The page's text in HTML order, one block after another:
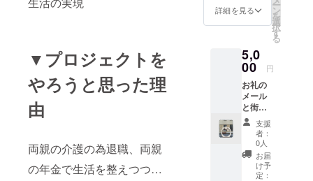
▼プロジェクトを
やろうと思った理
由
両親の介護の為退職、両親
の年金で生活を整えつつ…
い、愚
痴らせ
て)など
ていた
だきま
す。 行
動範囲
内でし
たらお
伺いし
てのお
手伝い
(荷物運
びのお
手伝
詳細を見る ー
ン
を
選
択
す
る
5,0
00 円
お礼の
メール
と街角
の写真
をプリ
ントし
たスマ
ホリン
支援
者：
0人
お届
け予
定：